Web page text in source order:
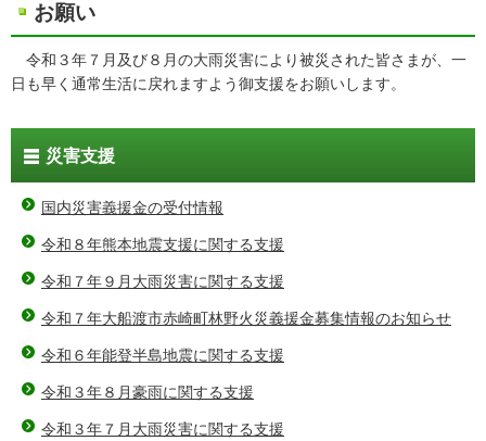
お願い
令和３年７月及び８月の大雨災害により被災された皆さまが、一
日も早く通常生活に戻れますよう御支援をお願いします。
災害支援
国内災害義援金の受付情報
令和８年熊本地震支援に関する支援
令和７年９月大雨災害に関する支援
令和７年大船渡市赤崎町林野火災義援金募集情報のお知らせ
令和６年能登半島地震に関する支援
令和３年８月豪雨に関する支援
令和３年７月大雨災害に関する支援